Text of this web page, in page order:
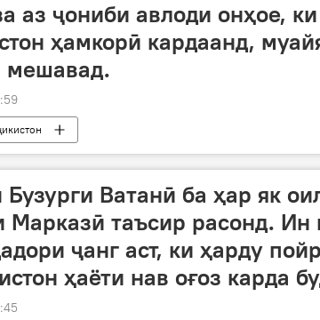
аз ҷониби авлоди онҳое,
ҳамкорӣ кардаанд,
мешавад.
Бузурги Ватанӣ ба ҳар як
Марказӣ таъсир расонд. Ин
ҷанг аст, ки ҳарду
ҳаёти нав оғоз карда